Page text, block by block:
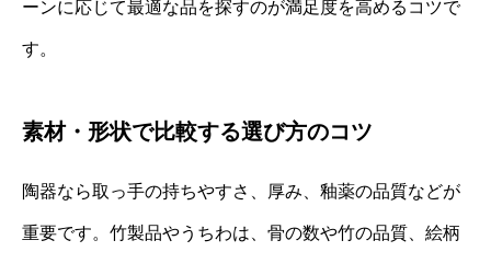
ーンに応じて最適な品を探すのが満足度を高めるコツで
す。
素材・形状で比較する選び方のコツ
陶器なら取っ手の持ちやすさ、厚み、釉薬の品質などが
重要です。竹製品やうちわは、骨の数や竹の品質、絵柄